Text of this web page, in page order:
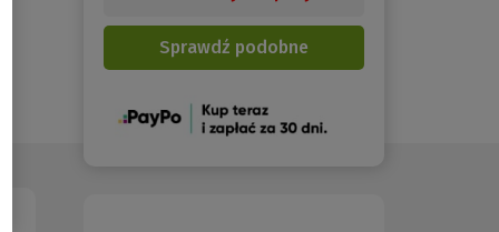
Sprawdź podobne
(Nowe